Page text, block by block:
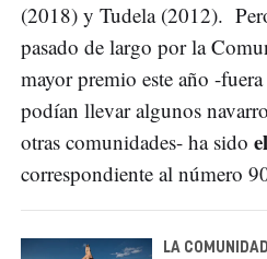
(2018) y Tudela (2012).
pasado de largo por la
mayor premio este año -
podían llevar algunos
otras comunidades- ha sido
correspondiente al número
LA